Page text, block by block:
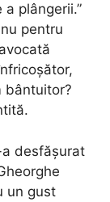
plângerii.”
pentru
bântuitor?
desfășurat
un gust